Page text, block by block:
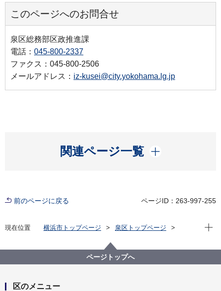
このページへのお問合せ
泉区総務部区政推進課
電話： 045-800-2337
ファクス：045-800-2506
メールアドレス： iz-kusei@city.yokohama.lg.jp
関連ページ一覧
開く
前のページに戻る ページID：263-997-255
現在位置 横浜市トップページ
泉区トップページ
区長のメッセージ「＃住むなら泉区」（令和７年度）
27.富士見が丘連合まつり
現在
ページトップへ
区のメニュー